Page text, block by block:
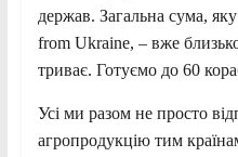
держав. Загальна сума,
from Ukraine, – вже
триває. Готуємо до 60
Усі ми разом не просто
агропродукцію тим